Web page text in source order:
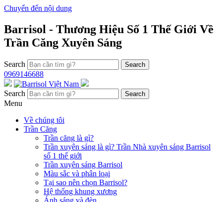
Chuyển đến nội dung
Barrisol - Thương Hiệu Số 1 Thế Giới Về
Trần Căng Xuyên Sáng
Search
0969146688
Search
Menu
Về chúng tôi
Trần Căng
Trần căng là gì?
Trần xuyên sáng là gì? Trần Nhà xuyên sáng Barrisol
số 1 thế giới
Trần xuyên sáng Barrisol
Màu sắc và phân loại
Tại sao nên chọn Barrisol?
Hệ thống khung xương
Ánh sáng và đèn